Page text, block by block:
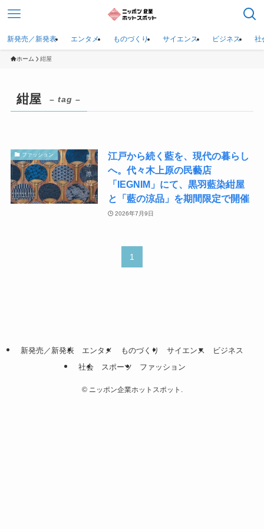
新発売／新発表 エンタメ ものづくり サイエンス ビジネス 社
ホーム 紺屋
紺屋 – tag –
ファッション
江戸から続く藍を、現代の暮らし
へ。代々木上原の民藝店
「IEGNIM」にて、黒羽藍染紺屋
と「藍の涼品」を期間限定で開催
2026年7月9日
1
新発売／新発表 エンタメ ものづくり サイエンス
ビジネス
社会
スポーツ ファッション
©ニッポン企業ホットスポット.